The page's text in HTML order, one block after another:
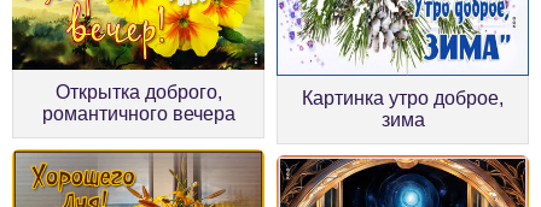
Открытка доброго,
романтичного вечера
Картинка утро доброе,
зима